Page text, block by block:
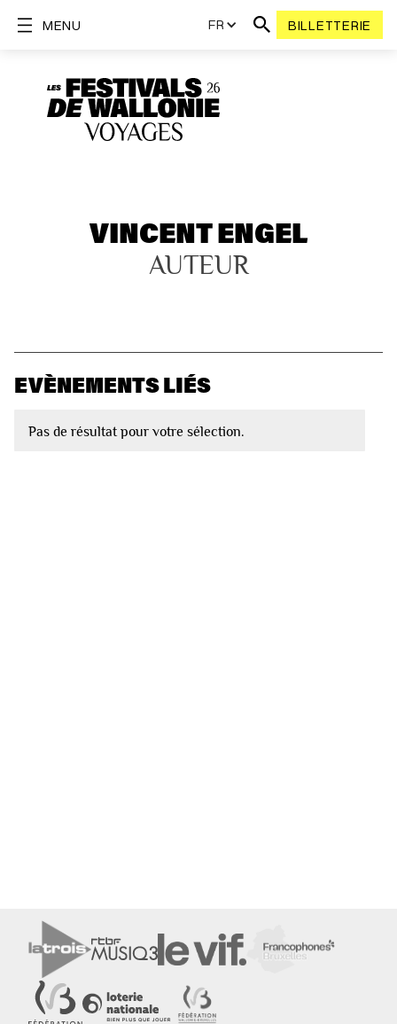
FR BILLETTERIE
MENU
VINCENT ENGEL
AUTEUR
EVÈNEMENTS LIÉS
Pas de résultat pour votre sélection.